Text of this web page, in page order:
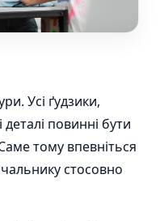
Усі ґудзики,
повинні бути
тому впевніться
стосовно